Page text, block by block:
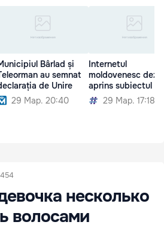
Bârlad și
au semnat
de Unire
29 Мар. 20:40
Internetul
moldovenesc
aprins subiectul
29 Мар. 17:18
454
несколько
волосами